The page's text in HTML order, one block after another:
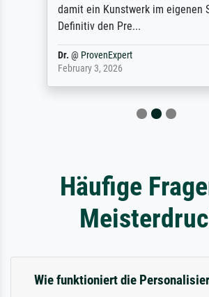
damit ein Kunstwerk im eigenen
Definitiv den Pre...
Dr. @ ProvenExpert
February 3, 2026
Häufige
Wie funktioniert die